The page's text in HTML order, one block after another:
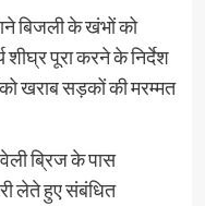
बिजली के खंभों को
पूरा करने के निर्देश
खराब सड़कों की मरम्मत
ब्रिज के पास
लेते हुए संबंधित